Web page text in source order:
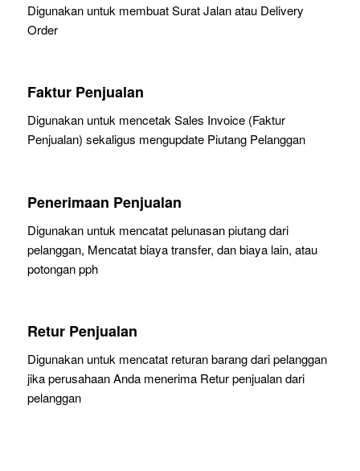
Digunakan untuk membuat Surat Jalan atau Delivery
Order
Faktur Penjualan
Digunakan untuk mencetak Sales Invoice (Faktur
Penjualan) sekaligus mengupdate Piutang Pelanggan
Penerimaan Penjualan
Digunakan untuk mencatat pelunasan piutang dari
pelanggan, Mencatat biaya transfer, dan biaya lain, atau
potongan pph
Retur Penjualan
Digunakan untuk mencatat returan barang dari pelanggan
jika perusahaan Anda menerima Retur penjualan dari
pelanggan